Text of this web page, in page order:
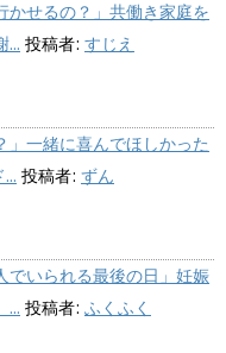
かせるの？」共働き家庭を
... 投稿者: すじえ
」一緒に喜んでほしかった
投稿者: ずん
でいられる最後の日」妊娠
... 投稿者: ふくふく